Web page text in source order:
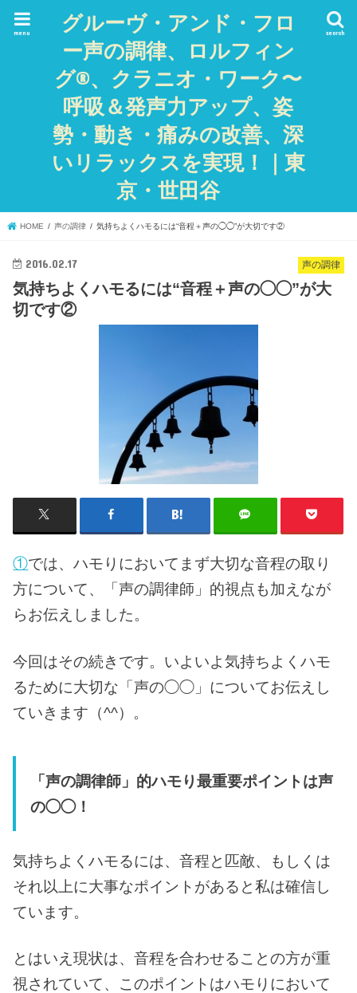
グルーヴ・アンド・フロ
ー声の調律、ロルフィン
グ®、クラニオ・ワーク〜
呼吸＆発声力アップ、姿
勢・動き・痛みの改善、深
いリラックスを実現！｜東
京・世田谷
search
menu
HOME 声の調律 気持ちよくハモるには“音程＋声の◯◯”が大切です②
声の調律
2016.02.17
気持ちよくハモるには“音程＋声の◯◯”が大
切です②
①では、ハモりにおいてまず大切な音程の取り
方について、「声の調律師」的視点も加えなが
らお伝えしました。
今回はその続きです。いよいよ気持ちよくハモ
るために大切な「声の◯◯」についてお伝えし
ていきます（^^）。
「声の調律師」的ハモり最重要ポイントは声
の◯◯！
気持ちよくハモるには、音程と匹敵、もしくは
それ以上に大事なポイントがあると私は確信し
ています。
とはいえ現状は、音程を合わせることの方が重
視されていて、このポイントはハモりにおいて